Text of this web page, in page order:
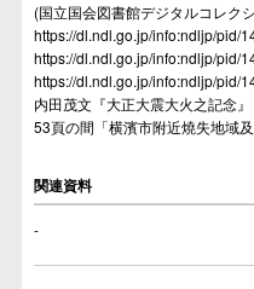
(国立国会図書館デジタルコレクシ
https://dl.ndl.go.jp/info:ndljp/pid/
https://dl.ndl.go.jp/info:ndljp/pid/
https://dl.ndl.go.jp/info:ndljp/pid/
内田茂文『大正大震大火之記念
53頁の間「横濱市附近燒失地域
関連資料
-